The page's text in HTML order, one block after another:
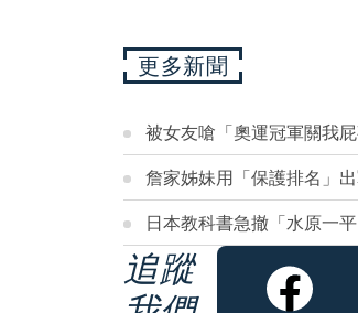
更多新聞
被女友嗆「奧運冠軍關我
詹家姊妹用「保護排名」
日本教科書急撤「水原一
追蹤